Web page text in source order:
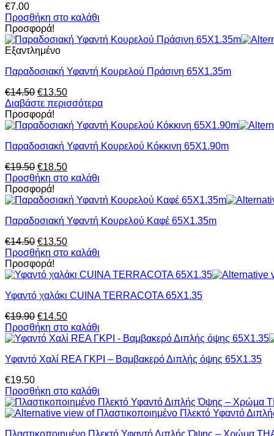
€7.00
Προσθήκη στο καλάθι
Προσφορά!
Εξαντλημένο
Παραδοσιακή Υφαντή Κουρελού Πράσινη 65X1.35m
€14.50 Original
price
was:
€14.50.
€13.50Η
τρέχουσα
είναι:
Διαβάστε περισσότερα
Προσφορά!
Παραδοσιακή Υφαντή Κουρελού Κόκκινη 65X1.90m
€19.50 Original
price
was:
€19.50.
€18.50Η
τρέχουσα
είναι:
Προσθήκη στο καλάθι
Προσφορά!
Παραδοσιακή Υφαντή Κουρελού Καφέ 65X1.35m
€14.50 Original
price
was:
€14.50.
€13.50Η
τρέχουσα
είναι:
Προσθήκη στο καλάθι
Προσφορά!
Υφαντό χαλάκι CUINA TERRACOTA 65Χ1.35
€19.90 Original
price
was:
€14.50Η
τρέχουσα
τιμή
€14.50.
Προσθήκη στο καλάθι
Υφαντό Χαλί REA ΓΚΡΙ – Βαμβακερό Διπλής όψης 65Χ1.35
€19.50
Προσθήκη στο καλάθι
Πλαστικοποιημένο Πλεκτό Υφαντό Διπλής Όψης – Χρώμα